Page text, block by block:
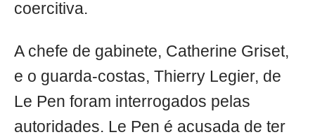
coercitiva.
A chefe de gabinete, Catherine Griset,
e o guarda-costas, Thierry Legier, de
Le Pen foram interrogados pelas
autoridades. Le Pen é acusada de ter